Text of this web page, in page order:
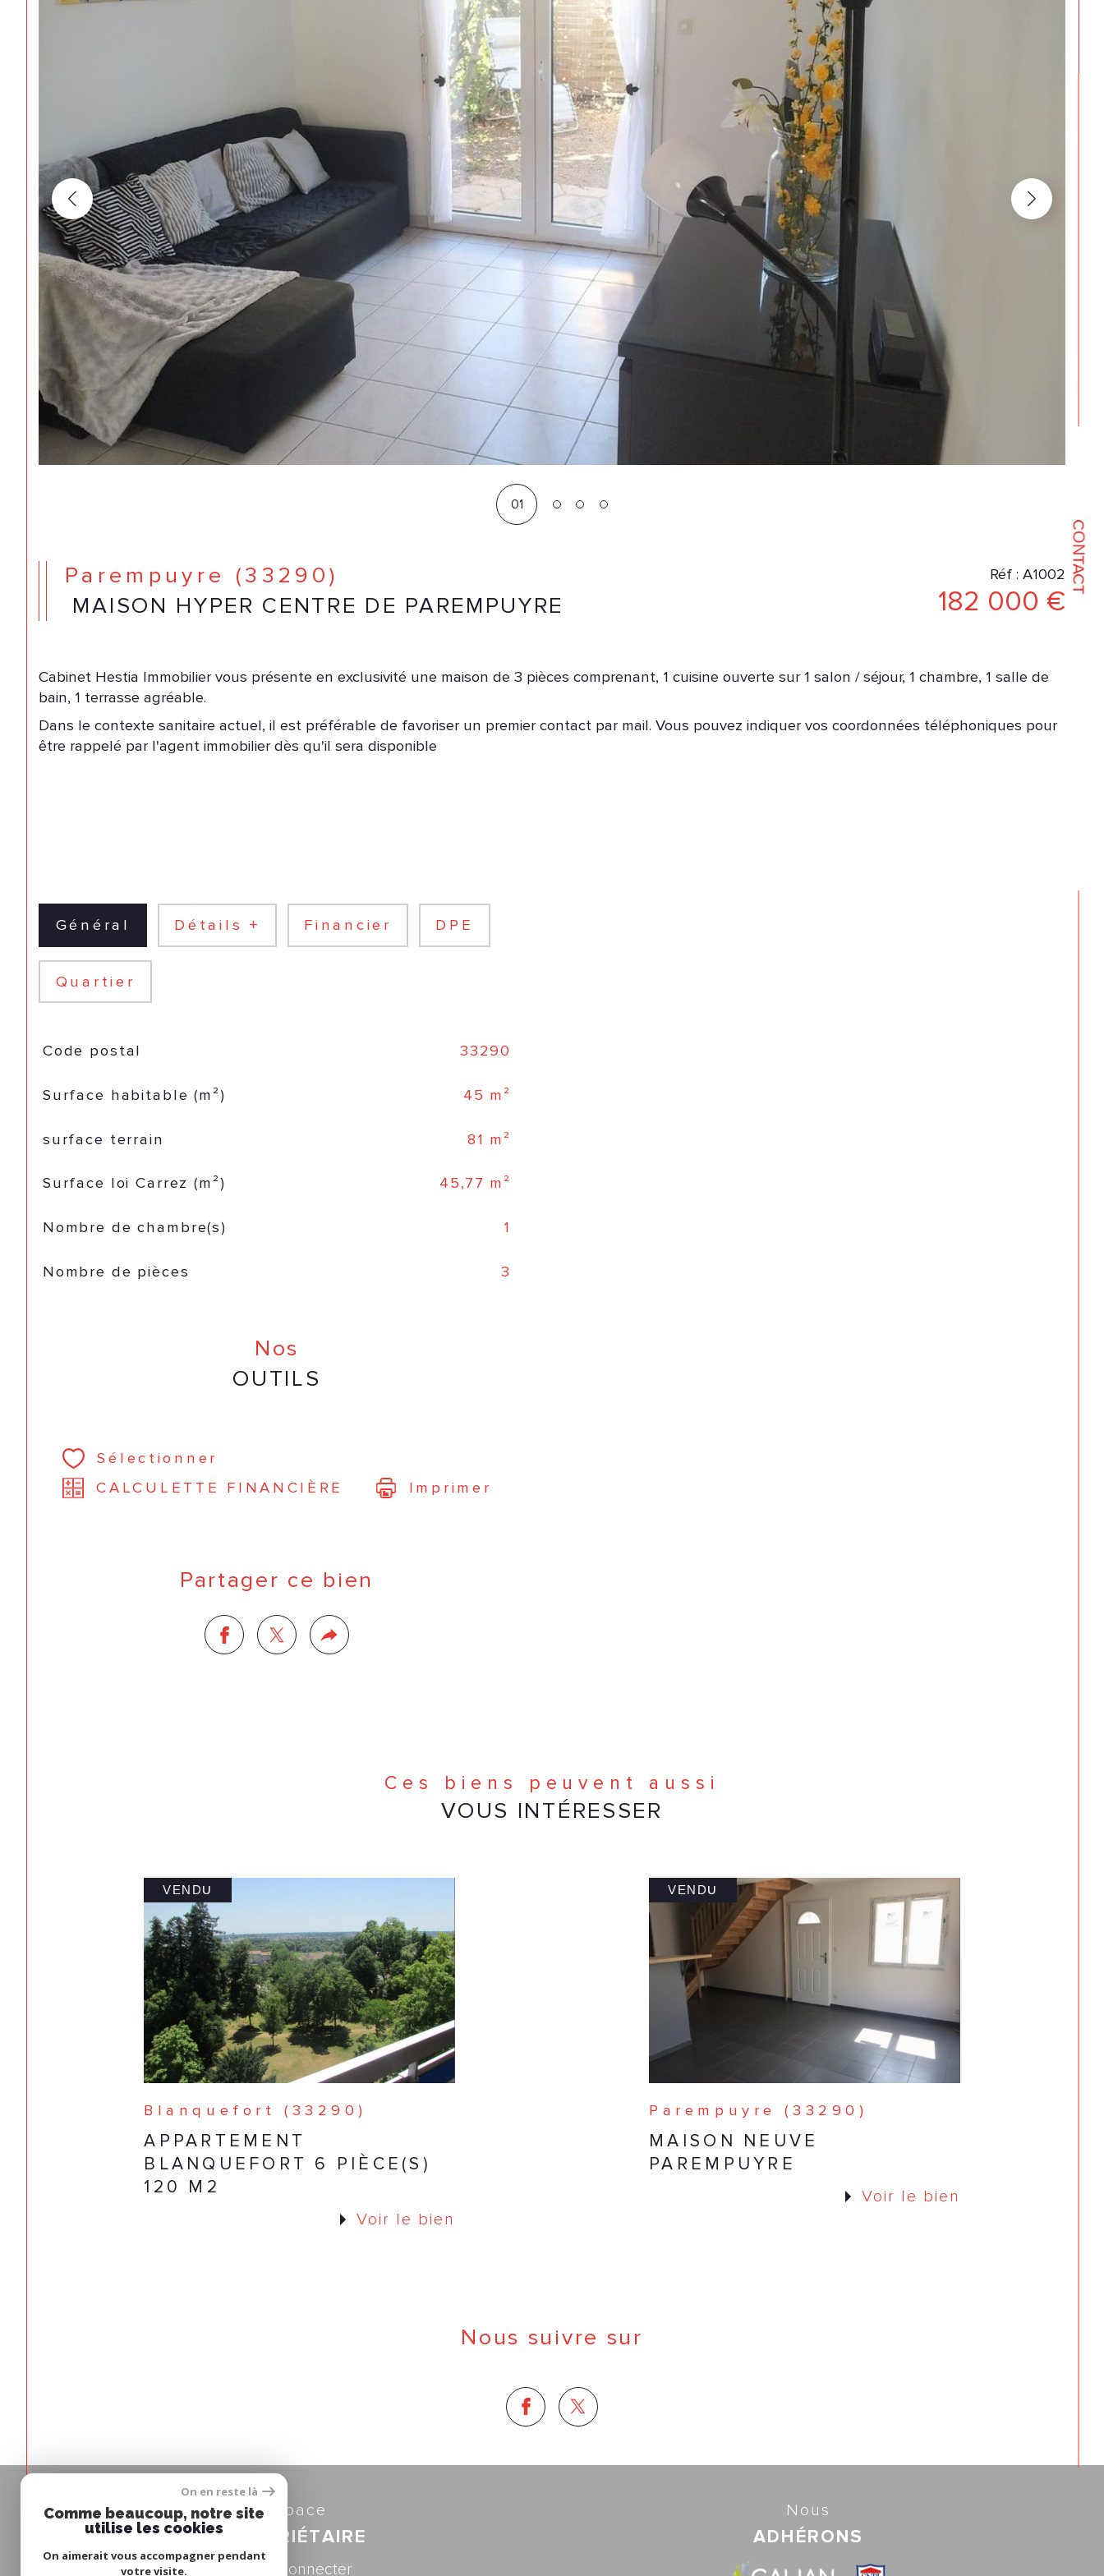
CONTACT
01
Parempuyre (33290)
MAISON HYPER CENTRE DE PAREMPUYRE
Réf : A1002
182 000 €
Cabinet Hestia Immobilier vous présente en exclusivité une maison de 3 pièces comprenant, 1 cuisine ouverte sur 1 salon / séjour, 1 chambre, 1 salle de
bain, 1 terrasse agréable.
Dans le contexte sanitaire actuel, il est préférable de favoriser un premier contact par mail. Vous pouvez indiquer vos coordonnées téléphoniques pour
être rappelé par l'agent immobilier dès qu'il sera disponible
Général Détails + Financier DPE
Quartier
TRAD_SIROCCO_Caracteristique
Code postal 33290
Surface habitable (m²) 45 m²
surface terrain 81 m²
Surface loi Carrez (m²) 45,77 m²
Nombre de chambre(s) 1
Nombre de pièces 3
Nos
OUTILS
Sélectionner
CALCULETTE FINANCIÈRE
Imprimer
Partager ce bien
Ces biens peuvent aussi
VOUS INTÉRESSER
VENDU
Blanquefort (33290)
APPARTEMENT
BLANQUEFORT 6 PIÈCE(S)
120 M2
Voir le bien
VENDU
Parempuyre (33290)
MAISON NEUVE
PAREMPUYRE
Voir le bien
Nous suivre sur
Espace
PROPRIÉTAIRE
se connecter
Nous
ADHÉRONS
On en reste là
Comme beaucoup, notre site
utilise les cookies
On aimerait vous accompagner pendant
votre visite.